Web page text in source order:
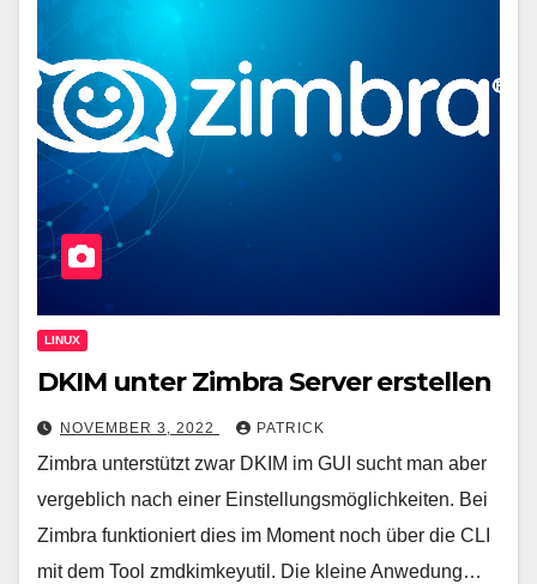
LINUX
DKIM unter Zimbra Server erstellen
NOVEMBER 3, 2022 PATRICK
Zimbra unterstützt zwar DKIM im GUI sucht man aber
vergeblich nach einer Einstellungsmöglichkeiten. Bei
Zimbra funktioniert dies im Moment noch über die CLI
mit dem Tool zmdkimkeyutil. Die kleine Anwedung…